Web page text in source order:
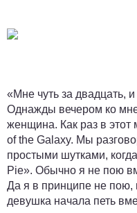
«Мне чуть за двадцать,
Однажды вечером ко
женщина. Как раз в этот
of the Galaxy. Мы
простыми шутками,
Pie». Обычно я не пою
Да я в принципе не пою,
девушка начала петь